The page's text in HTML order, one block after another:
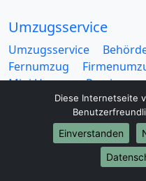
Umzugsservice
Umzugsservice
Fernumzug
Mini Umzug
Seniorenumzug
Entrümpelung
Möbelmitfahrzentrale
Diese Internetseite
Einverstanden